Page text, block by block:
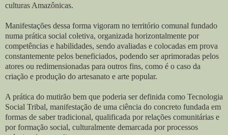
culturas Amazônicas.
Manifestações dessa forma vigoram no território comunal fundado
numa prática social coletiva, organizada horizontalmente por
competências e habilidades, sendo avaliadas e colocadas em prova
constantemente pelos beneficiados, podendo ser aprimoradas pelos
atores ou redimensionadas para outros fins, como é o caso da
criação e produção do artesanato e arte popular.
A prática do mutirão bem que poderia ser definida como Tecnologia
Social Tribal, manifestação de uma ciência do concreto fundada em
formas de saber tradicional, qualificada por relações comunitárias e
por formação social, culturalmente demarcada por processos